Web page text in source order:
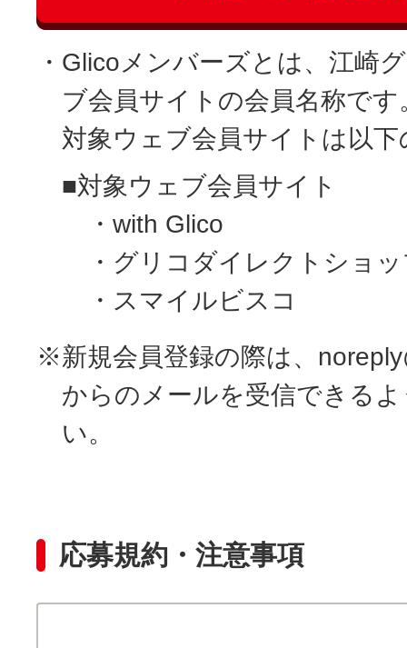
・Glicoメンバーズとは、江崎
ブ会員サイトの会員名称です
対象ウェブ会員サイトは以
■対象ウェブ会員サイト
・with Glico
・グリコダイレクトショ
・スマイルビスコ
※新規会員登録の際は、
からのメールを受信できる
い。
応募規約・注意事項